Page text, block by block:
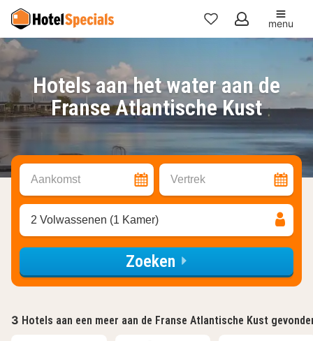
Mijn
menu
Hotels aan het water aan de
Franse Atlantische Kust
Aankomst Vertrek
2 Volwassenen (1 Kamer)
Zoeken
3 Hotels aan een meer aan de Franse Atlantische Kust